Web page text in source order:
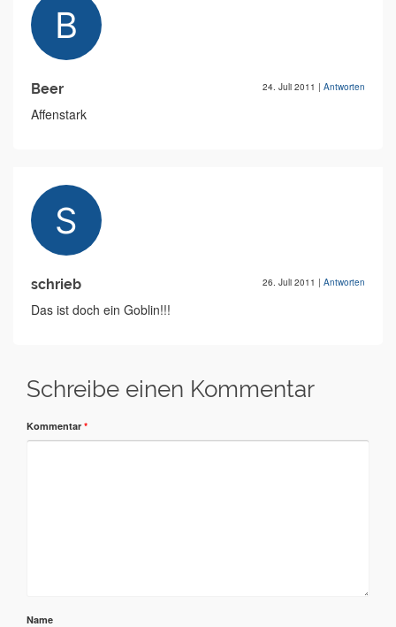
Beer 24. Juli 2011 | Antworten
Affenstark
schrieb 26. Juli 2011 | Antworten
Das ist doch ein Goblin!!!
Schreibe einen Kommentar
Kommentar *
Name